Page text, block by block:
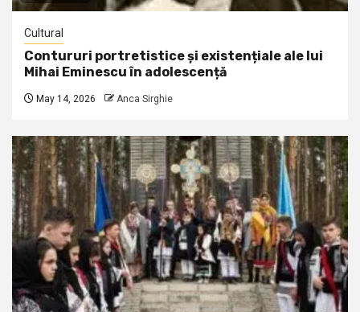
Cultural
Contururi portretistice și existențiale ale lui
Mihai Eminescu în adolescență
May 14, 2026 Anca Sirghie